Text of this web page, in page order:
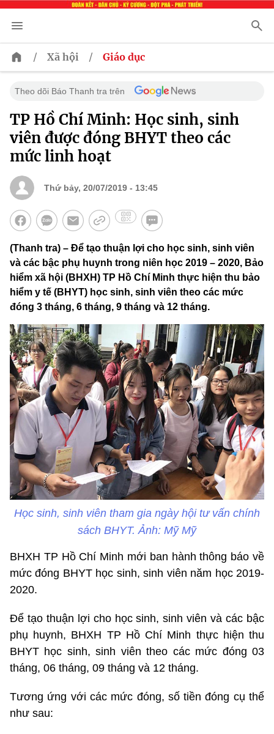
/ Xã hội / Giáo dục
Theo dõi Báo Thanh tra trên
TP Hồ Chí Minh: Học sinh, sinh
viên được đóng BHYT theo các
mức linh hoạt
Thứ bảy, 20/07/2019 - 13:45
(Thanh tra) – Để tạo thuận lợi cho học sinh, sinh viên
và các bậc phụ huynh trong niên học 2019 – 2020, Bảo
hiểm xã hội (BHXH) TP Hồ Chí Minh thực hiện thu bảo
hiểm y tế (BHYT) học sinh, sinh viên theo các mức
đóng 3 tháng, 6 tháng, 9 tháng và 12 tháng.
Học sinh, sinh viên tham gia ngày hội tư vấn chính
sách BHYT. Ảnh: Mỹ Mỹ
BHXH TP Hồ Chí Minh mới ban hành thông báo về
mức đóng BHYT học sinh, sinh viên năm học 2019-
2020.
Để tạo thuận lợi cho học sinh, sinh viên và các bậc
phụ huynh, BHXH TP Hồ Chí Minh thực hiện thu
BHYT học sinh, sinh viên theo các mức đóng 03
tháng, 06 tháng, 09 tháng và 12 tháng.
Tương ứng với các mức đóng, số tiền đóng cụ thể
như sau: